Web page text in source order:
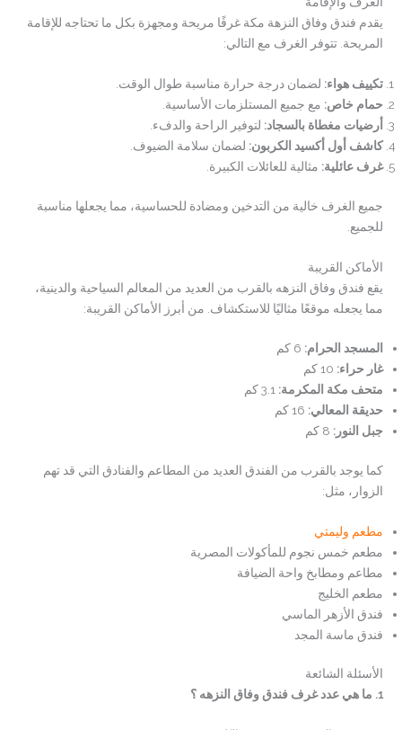
يقدم فندق وفاق النزهة مكة غرفًا مريحة ومجهزة بكل ما تحتاجه للإقامة
المريحة. تتوفر الغرف مع التالي:
تكييف هواء: لضمان درجة حرارة مناسبة طوال الوقت.
حمام خاص: مع جميع المستلزمات الأساسية.
أرضيات مغطاة بالسجاد: لتوفير الراحة والدفء.
كاشف أول أكسيد الكربون: لضمان سلامة الضيوف.
غرف عائلية: مثالية للعائلات الكبيرة.
جميع الغرف خالية من التدخين ومضادة للحساسية، مما يجعلها مناسبة
للجميع.
الأماكن القريبة
يقع فندق وفاق النزهه بالقرب من العديد من المعالم السياحية والدينية،
مما يجعله موقعًا مثاليًا للاستكشاف. من أبرز الأماكن القريبة:
المسجد الحرام:
غار حراء:
متحف مكة المكرمة: 3.1 كم
حديقة المعالي:
جبل النور:
كما يوجد بالقرب من الفندق العديد من المطاعم والفنادق التي قد تهم
الزوار، مثل:
مطعم وليمتي
مطعم خمس نجوم للمأكولات المصرية
مطاعم ومطابخ واحة الضيافة
مطعم الخليج
فندق الأزهر الماسي
فندق ماسة المجد
الأسئلة الشائعة
1. ما هي عدد غرف فندق وفاق النزهه ؟